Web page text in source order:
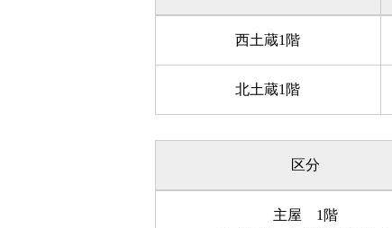
西土蔵1階
北土蔵1階
区分
主屋 1階